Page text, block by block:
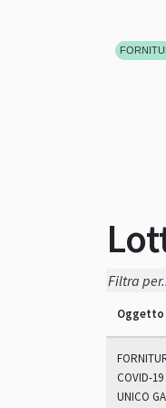
Oggetto
COVID-
UNICO